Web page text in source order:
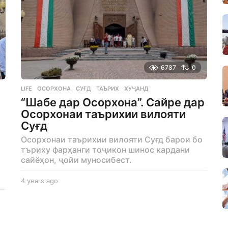
6787 0
LIFE ОСОРХОНА ,СУҒД ,ТАЪРИХ ,ХУҶАНД
“Шабе дар Осорхона”. Сайре дар
Осорхонаи таърихии вилояти
Суғд
Осорхонаи таърихии вилояти Суғд барои бо
търиху фарҳанги тоҷикон шинос кардани
сайёҳон, ҷойи муносибест.
4 years ago